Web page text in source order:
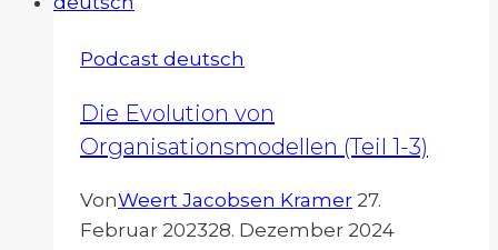
Podcast deutsch
Die Evolution von
Organisationsmodellen (Teil 1-3)
VonWeert Jacobsen Kramer 27.
Februar 202328. Dezember 2024